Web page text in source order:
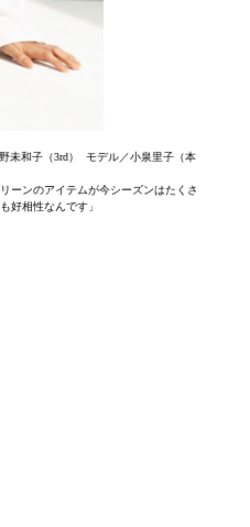
未和子（3rd） モデル／小泉里子（本
ーンのアイテムが今シーズンはたくさ
好相性なんです」